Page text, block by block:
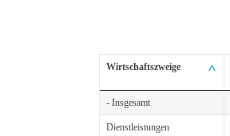
Wirtschaftszweige
- Insgesamt
Dienstleistungen